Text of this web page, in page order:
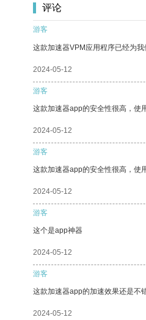
评论
游客
这款加速器VPM应用程序已经为我
2024-05-12
游客
这款加速器app的安全性很高，使
2024-05-12
游客
这款加速器app的安全性很高，使
2024-05-12
游客
这个是app神器
2024-05-12
游客
这款加速器app的加速效果还是不
2024-05-12